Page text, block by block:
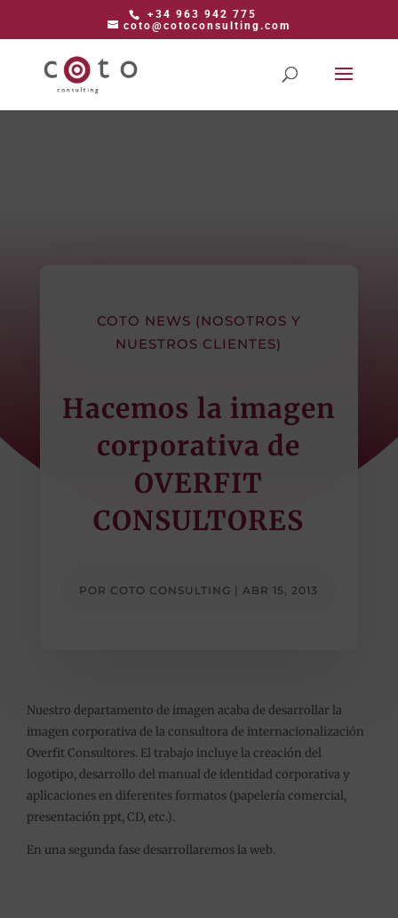
+34 963 942 775
coto@cotoconsulting.com
COTO NEWS (NOSOTROS Y
NUESTROS CLIENTES)
Hacemos la imagen
corporativa de
OVERFIT
CONSULTORES
POR COTO CONSULTING | ABR 15, 2013
Nuestro departamento de imagen acaba de desarrollar la
imagen corporativa de la consultora de internacionalización
Overfit Consultores. El trabajo incluye la creación del
logotipo, desarrollo del manual de identidad corporativa y
aplicaciones en diferentes formatos (papelería comercial,
presentación ppt, CD, etc.).
En una segunda fase desarrollaremos la web.